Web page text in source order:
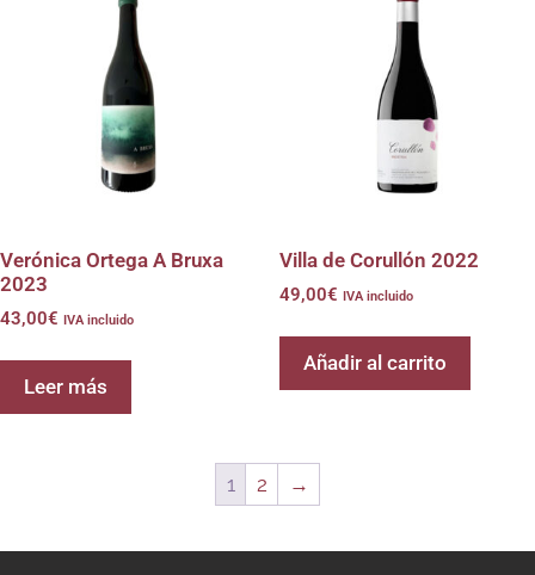
Verónica Ortega A Bruxa
2023
43,00€ IVA incluido
Leer más
Villa de Corullón 2022
49,00€ IVA incluido
Añadir al carrito
1 2 →